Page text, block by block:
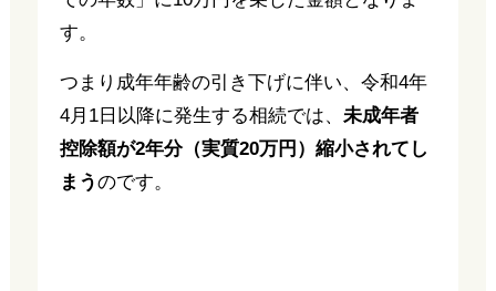
す。
つまり成年年齢の引き下げに伴い、令和4年
4月1日以降に発生する相続では、 未成年者
控除額が2年分（実質20万円）縮小されてし
まうのです。